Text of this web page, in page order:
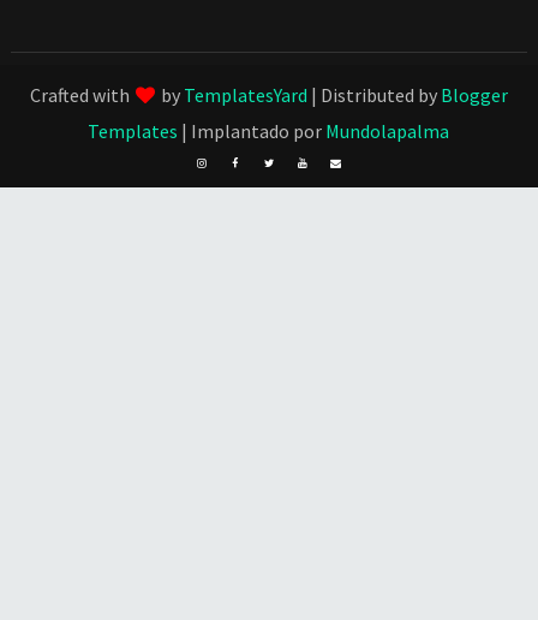
Crafted with by TemplatesYard | Distributed by Blogger
Templates | Implantado por Mundolapalma